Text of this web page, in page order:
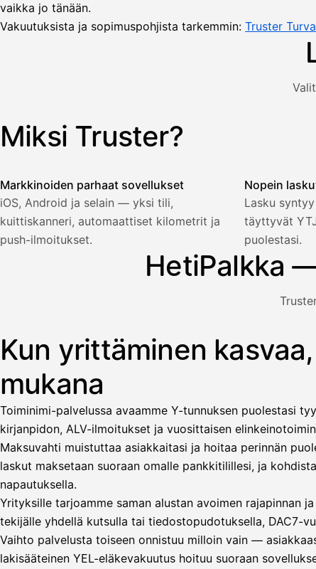
vaikka jo tänään.
Vakuutuksista ja sopimuspohjista tarkemmin: Truster
Kuvitus: käyttäjä luo laskun Truster-sovelluksessa —
heinäkuu
Miksi Truster?
Markkinoiden parhaat sovellukset
iOS, Android ja selain — yksi tili,
kuittiskanneri, automaattiset kilometrit ja
push-ilmoitukset.
Nopein
Lasku
täyttyvät
puolestasi.
HetiPalkka
Kuvitus: käyttäjä nostaa palkan laskusta, jota asiakas ei
Palkka
Lasku · Acme Oy
Nosta palkkaa
Ennakonpidätys
Ennen laskun maksua
Vahvista
Palkka maksussa
Kun yrittäminen
mukana
Toiminimi-palvelussa avaamme Y-tunnuksen puolestasi
kirjanpidon, ALV-ilmoitukset ja vuosittaisen
Maksuvahti muistuttaa asiakkaitasi ja hoitaa perinnän
laskut maksetaan suoraan omalle pankkitilillesi, ja
napautuksella.
Yrityksille tarjoamme saman alustan avoimen rajapinnan
tekijälle yhdellä kutsulla tai tiedostopudotuksella, DAC7-
Vaihto palvelusta toiseen onnistuu milloin vain —
lakisääteinen YEL-eläkevakuutus hoituu suoraan